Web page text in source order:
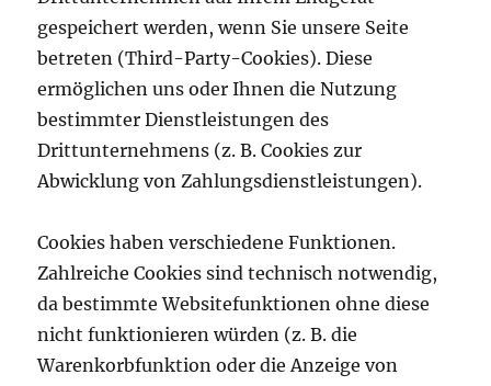
gespeichert werden, wenn Sie unsere Seite
betreten (Third-Party-Cookies). Diese
ermöglichen uns oder Ihnen die Nutzung
bestimmter Dienstleistungen des
Drittunternehmens (z. B. Cookies zur
Abwicklung von Zahlungsdienstleistungen).
Cookies haben verschiedene Funktionen.
Zahlreiche Cookies sind technisch notwendig,
da bestimmte Websitefunktionen ohne diese
nicht funktionieren würden (z. B. die
Warenkorbfunktion oder die Anzeige von